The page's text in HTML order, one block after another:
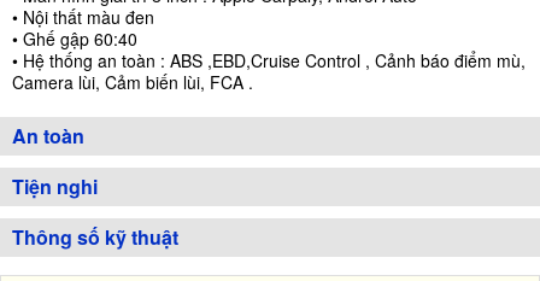
• Nội thất màu đen
• Ghế gập 60:40
• Hệ thống an toàn : ABS ,EBD,Cruise Control , Cảnh báo điểm mù,
Camera lùi, Cảm biến lùi, FCA .
An toàn
Tiện nghi
Thông số kỹ thuật